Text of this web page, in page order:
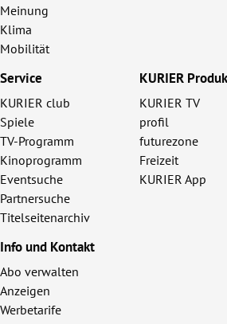
Meinung
Klima
Mobilität
Service
KURIER club
Spiele
TV-Programm
Kinoprogramm
Eventsuche
Partnersuche
Titelseitenarchiv
KURIER
KURIER TV
profil
futurezone
Freizeit
KURIER App
Info und Kontakt
Abo verwalten
Anzeigen
Werbetarife